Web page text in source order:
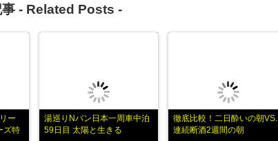
- Related Posts -
ー
ズ特
湯巡りNバン日本一周車中泊
59日目 太陽と生きる
徹底比較！二日酔いの朝VS.
連続断酒2週間の朝